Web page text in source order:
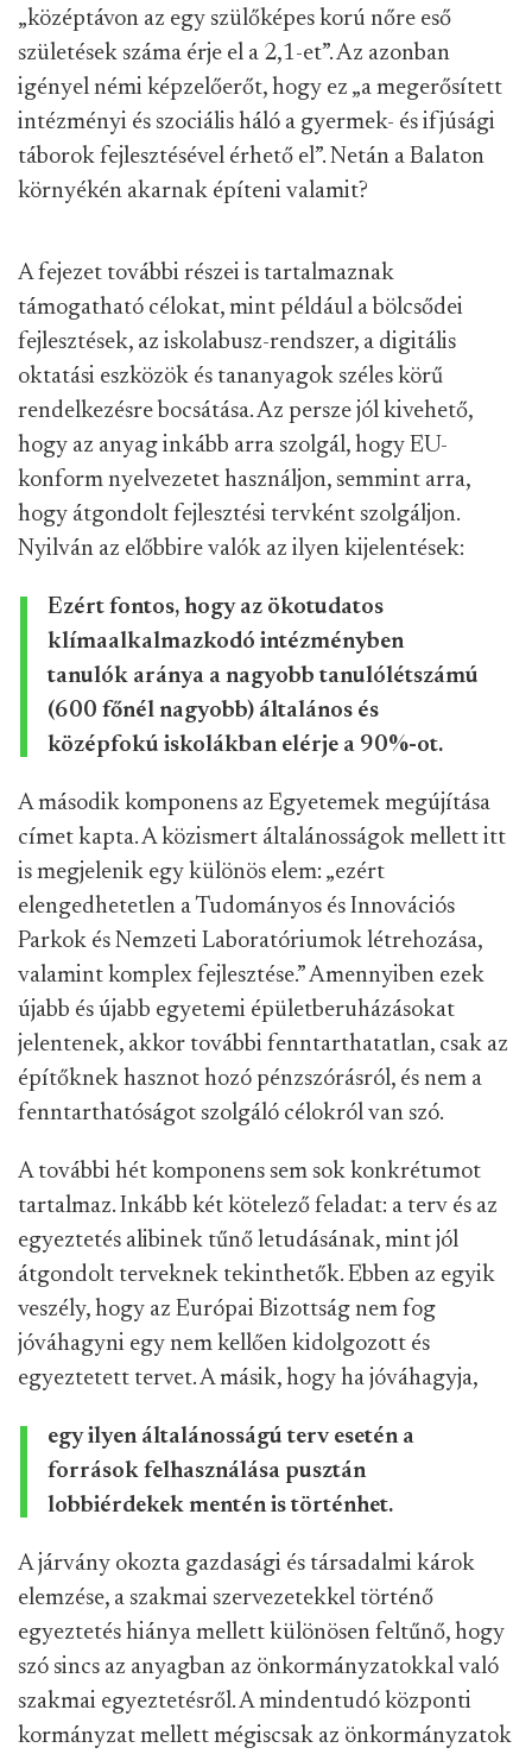
„középtávon az egy szülőképes korú nőre eső
születések száma érje el a 2,1-et”. Az azonban
igényel némi képzelőerőt, hogy ez „a megerősített
intézményi és szociális háló a gyermek- és ifjúsági
táborok fejlesztésével érhető el”. Netán a Balaton
környékén akarnak építeni valamit?
A fejezet további részei is tartalmaznak
támogatható célokat, mint például a bölcsődei
fejlesztések, az iskolabusz-rendszer, a digitális
oktatási eszközök és tananyagok széles körű
rendelkezésre bocsátása. Az persze jól kivehető,
hogy az anyag inkább arra szolgál, hogy EU-
konform nyelvezetet használjon, semmint arra,
hogy átgondolt fejlesztési tervként szolgáljon.
Nyilván az előbbire valók az ilyen kijelentések:
Ezért fontos, hogy az ökotudatos
klímaalkalmazkodó intézményben
tanulók aránya a nagyobb tanulólétszámú
(600 főnél nagyobb) általános és
középfokú iskolákban elérje a 90%-ot.
A második komponens az Egyetemek megújítása
címet kapta. A közismert általánosságok mellett itt
is megjelenik egy különös elem: „ezért
elengedhetetlen a Tudományos és Innovációs
Parkok és Nemzeti Laboratóriumok létrehozása,
valamint komplex fejlesztése.” Amennyiben ezek
újabb és újabb egyetemi épületberuházásokat
jelentenek, akkor további fenntarthatatlan, csak az
építőknek hasznot hozó pénzszórásról, és nem a
fenntarthatóságot szolgáló célokról van szó.
A további hét komponens sem sok konkrétumot
tartalmaz. Inkább két kötelező feladat: a terv és az
egyeztetés alibinek tűnő letudásának, mint jól
átgondolt terveknek tekinthetők. Ebben az egyik
veszély, hogy az Európai Bizottság nem fog
jóváhagyni egy nem kellően kidolgozott és
egyeztetett tervet. A másik, hogy ha jóváhagyja,
egy ilyen általánosságú terv esetén a
források felhasználása pusztán
lobbiérdekek mentén is történhet.
A járvány okozta gazdasági és társadalmi károk
elemzése, a szakmai szervezetekkel történő
egyeztetés hiánya mellett különösen feltűnő, hogy
szó sincs az anyagban az önkormányzatokkal való
szakmai egyeztetésről. A mindentudó központi
kormányzat mellett mégiscsak az önkormányzatok